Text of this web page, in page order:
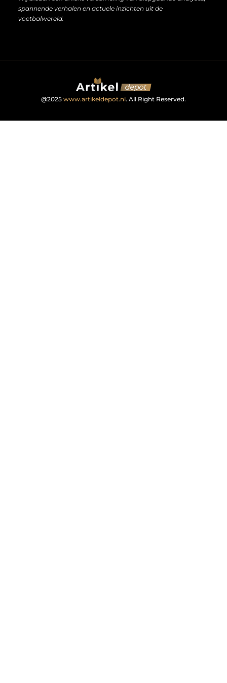
spannende verhalen en actuele inzichten uit de
voetbalwereld.
@2025 www.artikeldepot.nl. All Right Reserved.